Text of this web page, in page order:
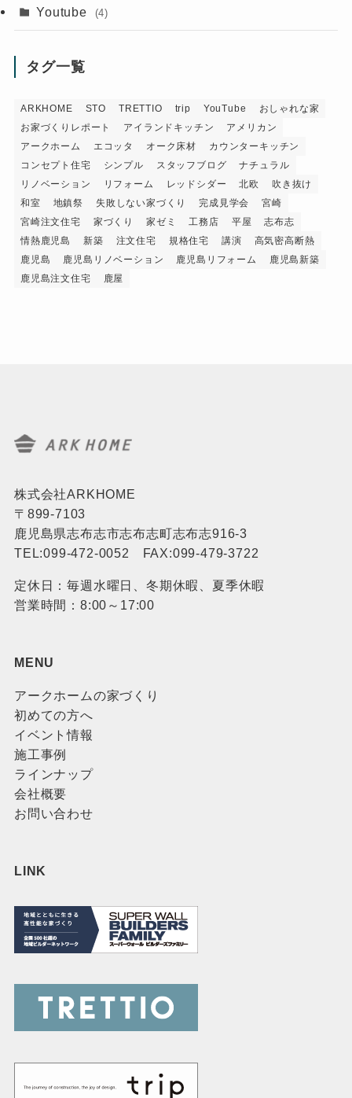
Youtube (4)
タグ一覧
ARKHOME STO TRETTIO trip YouTube
おしゃれな家
お家づくりレポート
アイランドキッチン
アメリカン
アークホーム
エコッタ オーク床材
カウンターキッチン
コンセプト住宅
シンプル スタッフブログ
ナチュラル
リノベーション
リフォーム レッドシダー 北欧
吹き抜け
和室
地鎮祭 失敗しない家づくり 完成見学会
宮崎
宮崎注文住宅
家づくり 家ゼミ 工務店 平屋
志布志
情熱鹿児島
新築 注文住宅 規格住宅 講演
高気密高断熱
鹿児島
鹿児島リノベーション 鹿児島リフォーム
鹿児島新築
鹿児島注文住宅
鹿屋
株式会社ARKHOME
〒899-7103
鹿児島県志布志市志布志町志布志916-3
TEL:099-472-0052 FAX:099-479-3722
定休日：毎週水曜日、冬期休暇、夏季休暇
営業時間：8:00～17:00
MENU
アークホームの家づくり
初めての方へ
イベント情報
施工事例
ラインナップ
会社概要
お問い合わせ
LINK